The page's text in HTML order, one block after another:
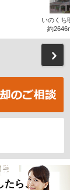
いのくち
約
たら、